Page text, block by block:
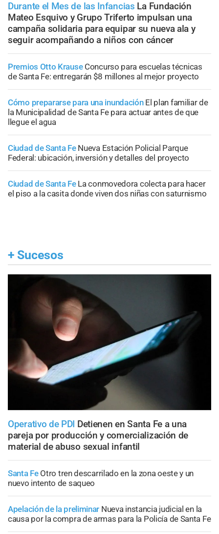
Durante el Mes de las Infancias La Fundación
Mateo Esquivo y Grupo Triferto impulsan una
campaña solidaria para equipar su nueva ala y
seguir acompañando a niños con cáncer
Premios Otto Krause Concurso para escuelas técnicas
de Santa Fe: entregarán $8 millones al mejor proyecto
Cómo prepararse para una inundación El plan familiar de
la Municipalidad de Santa Fe para actuar antes de que
llegue el agua
Ciudad de Santa Fe Nueva Estación Policial Parque
Federal: ubicación, inversión y detalles del proyecto
Ciudad de Santa Fe La conmovedora colecta para hacer
el piso a la casita donde viven dos niñas con saturnismo
+ Sucesos
Operativo de PDI Detienen en Santa Fe a una
pareja por producción y comercialización de
material de abuso sexual infantil
Santa Fe Otro tren descarrilado en la zona oeste y un
nuevo intento de saqueo
Apelación de la preliminar Nueva instancia judicial en la
causa por la compra de armas para la Policía de Santa Fe